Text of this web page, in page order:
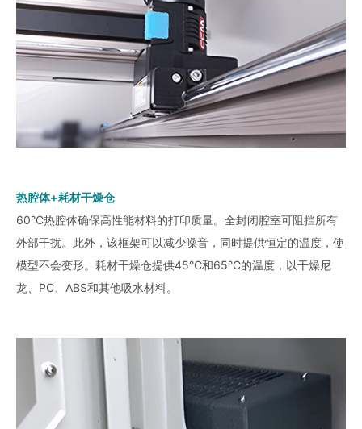
热腔体+耗材干燥仓
60°C热腔体确保高性能材料的打印质量。全封闭腔室可阻挡所有
外部干扰。此外，该框架可以减少噪音，同时提供恒定的温度，使
模型不会变形。耗材干燥仓提供45°C和65°C的温度，以干燥尼
龙、PC、ABS和其他吸水材料。